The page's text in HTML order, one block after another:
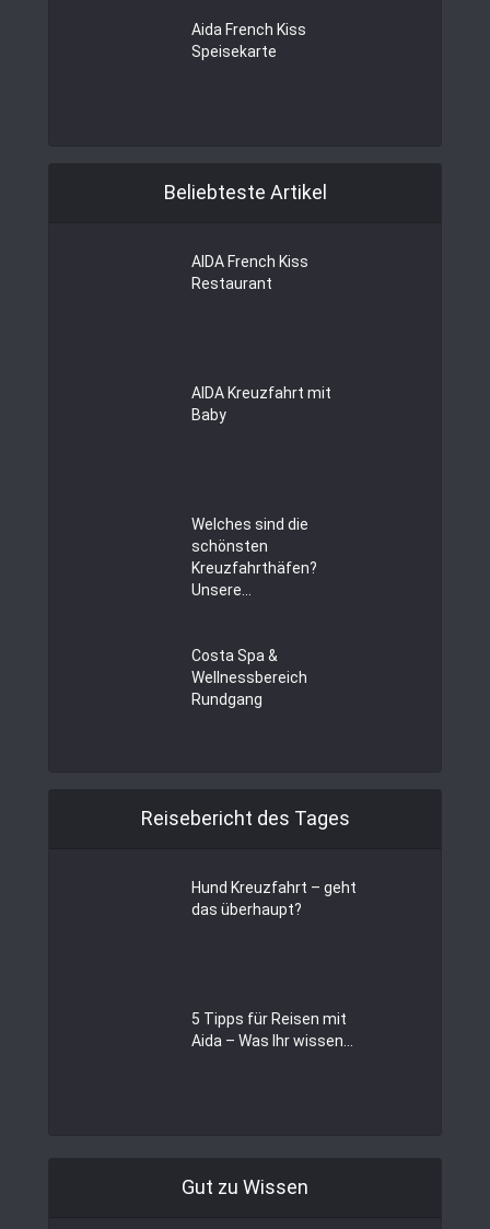
Aida French Kiss
Speisekarte
Beliebteste Artikel
AIDA French Kiss
Restaurant
AIDA Kreuzfahrt mit
Baby
Welches sind die
schönsten
Kreuzfahrthäfen?
Unsere...
Costa Spa &
Wellnessbereich
Rundgang
Reisebericht des Tages
Hund Kreuzfahrt – geht
das überhaupt?
5 Tipps für Reisen mit
Aida – Was Ihr wissen...
Gut zu Wissen